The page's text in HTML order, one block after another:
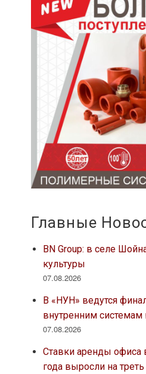
Главные
BN Group: в селе
культуры
07.08.2026
В «НУН» ведутся
внутренним системам
07.08.2026
Ставки аренды офиса
года выросли на треть